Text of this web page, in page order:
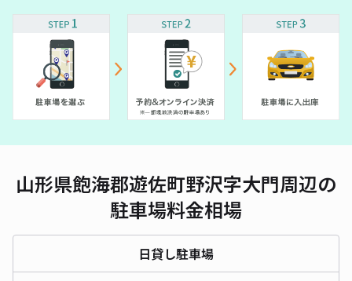
山形県飽海郡遊佐町野沢字大門周辺の
駐車場料金相場
日貸し駐車場